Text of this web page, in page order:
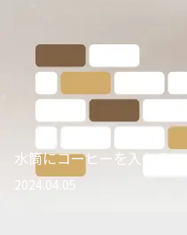
水筒にコーヒーを入れる
2024.04.05